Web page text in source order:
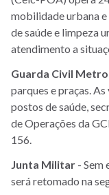
mobilidade urbana e
de saúde e limpeza
atendimento a
Guarda Civil
parques e praças.
postos de saúde,
de Operações da
156.
Junta Militar - Sem
será retomado na